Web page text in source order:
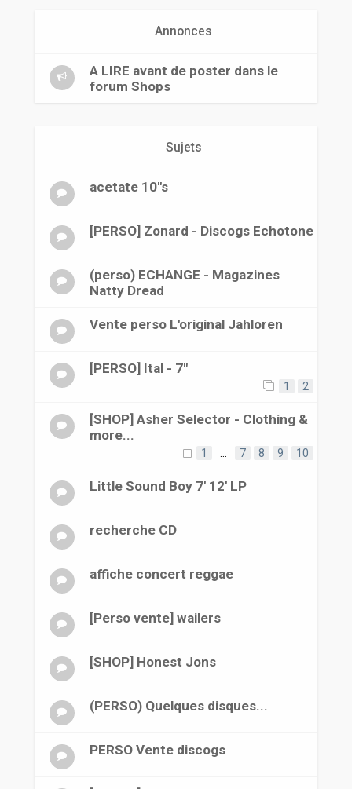
Annonces
A LIRE avant de poster dans le
forum Shops
Sujets
acetate 10"s
[PERSO] Zonard - Discogs Echotone
(perso) ECHANGE - Magazines
Natty Dread
Vente perso L'original Jahloren
[PERSO] Ital - 7"
1 2
[SHOP] Asher Selector - Clothing &
more...
1 7 8 9 10
Little Sound Boy 7' 12' LP
recherche CD
affiche concert reggae
[Perso vente] wailers
[SHOP] Honest Jons
(PERSO) Quelques disques...
PERSO Vente discogs